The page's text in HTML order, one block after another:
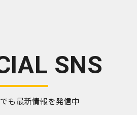
SNS
も最新情報を発信中